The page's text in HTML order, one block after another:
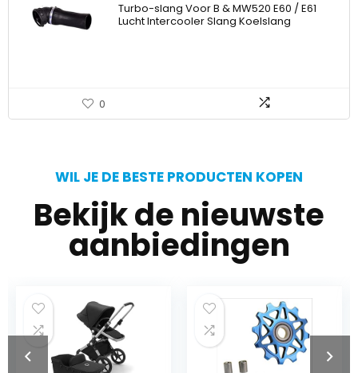
Turbo-slang Voor B & MW520 E60 / E61
Lucht Intercooler Slang Koelslang
0
WIL JE DE BESTE PRODUCTEN KOPEN
Bekijk de nieuwste
aanbiedingen